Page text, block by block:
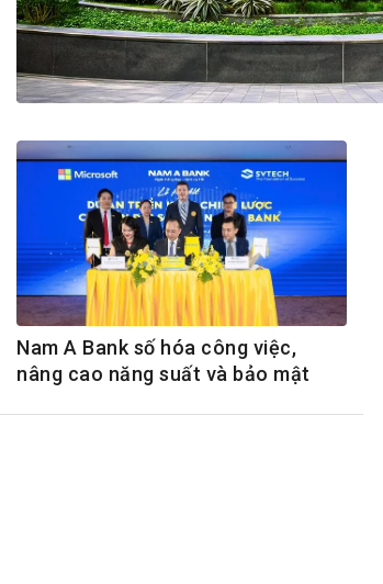
Bộ Chuẩn mực Đạo đức nghề nghiệp
Đối tác
GÓP Ý CHÍNH SÁCH
Dự thảo luật
Tư vấn – Hỏi đáp
Tra cứu văn bản
Nam A Bank số hóa công việc,
nâng cao năng suất và bảo mật